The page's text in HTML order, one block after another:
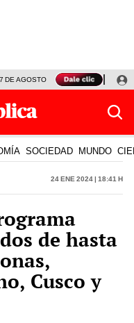
7 DE AGOSTO TINKA RESULTADOS
SOCIEDAD MUNDO
24 Ene 2024 | 18:41 h
de hasta
Cusco y